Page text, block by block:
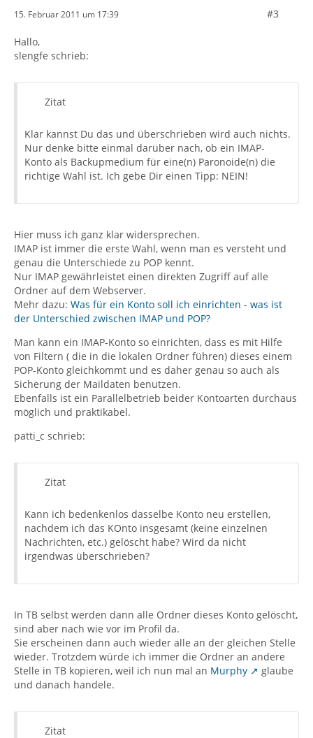
15. Februar 2011 um 17:39 #3
Hallo,
slengfe schrieb:
Zitat
Klar kannst Du das und überschrieben wird auch nichts.
Nur denke bitte einmal darüber nach, ob ein IMAP-
Konto als Backupmedium für eine(n) Paronoide(n) die
richtige Wahl ist. Ich gebe Dir einen Tipp: NEIN!
Hier muss ich ganz klar widersprechen.
IMAP ist immer die erste Wahl, wenn man es versteht und
genau die Unterschiede zu POP kennt.
Nur IMAP gewährleistet einen direkten Zugriff auf alle
Ordner auf dem Webserver.
Mehr dazu: Was für ein Konto soll ich einrichten - was ist
der Unterschied zwischen IMAP und POP?
Man kann ein IMAP-Konto so einrichten, dass es mit Hilfe
von Filtern ( die in die lokalen Ordner führen) dieses einem
POP-Konto gleichkommt und es daher genau so auch als
Sicherung der Maildaten benutzen.
Ebenfalls ist ein Parallelbetrieb beider Kontoarten durchaus
möglich und praktikabel.
patti_c schrieb:
Zitat
Kann ich bedenkenlos dasselbe Konto neu erstellen,
nachdem ich das KOnto insgesamt (keine einzelnen
Nachrichten, etc.) gelöscht habe? Wird da nicht
irgendwas überschrieben?
In TB selbst werden dann alle Ordner dieses Konto gelöscht,
sind aber nach wie vor im Profil da.
Sie erscheinen dann auch wieder alle an der gleichen Stelle
wieder. Trotzdem würde ich immer die Ordner an andere
Stelle in TB kopieren, weil ich nun mal an Murphy
glaube
und danach handele.
Zitat